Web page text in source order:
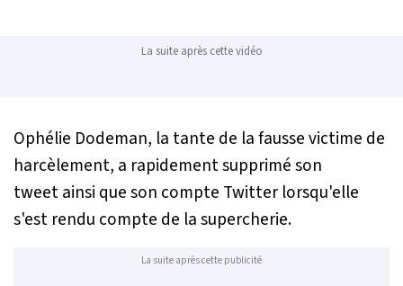
La suite après cette vidéo
Ophélie Dodeman, la tante de la fausse victime de
harcèlement, a rapidement supprimé son
tweet ainsi que son compte Twitter lorsqu'elle
s'est rendu compte de la supercherie.
La suite après cette publicité